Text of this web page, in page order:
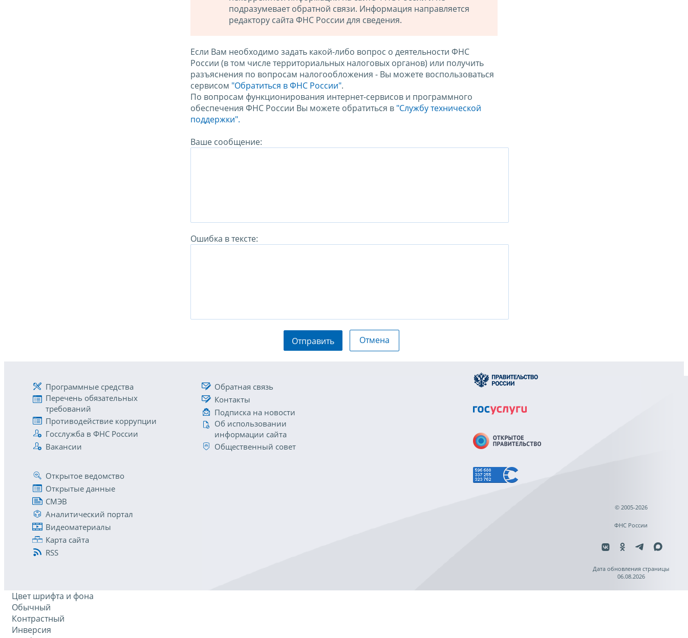
подразумевает обратной связи. Информация направляется
редактору сайта ФНС России для сведения.
Если Вам необходимо задать какой-либо вопрос о деятельности ФНС
России (в том числе территориальных налоговых органов) или получить
разъяснения по вопросам налогообложения - Вы можете воспользоваться
сервисом "Обратиться в ФНС России".
По вопросам функционирования интернет-сервисов и программного
обеспечения ФНС России Вы можете обратиться в "Службу технической
поддержки".
Ваше сообщение:
Ошибка в тексте:
Отправить Отмена
Программные средства
Перечень обязательных
требований
Противодействие коррупции
Госслужба в ФНС России
Вакансии
Обратная связь
Контакты
Подписка на новости
Об использовании
информации сайта
Общественный совет
Открытое ведомство
Открытые данные
СМЭВ
Аналитический портал
Видеоматериалы
Карта сайта
RSS
© 2005-2026
ФНС России
Дата обновления страницы
06.08.2026
Цвет шрифта и фона
Обычный
Контрастный
Инверсия